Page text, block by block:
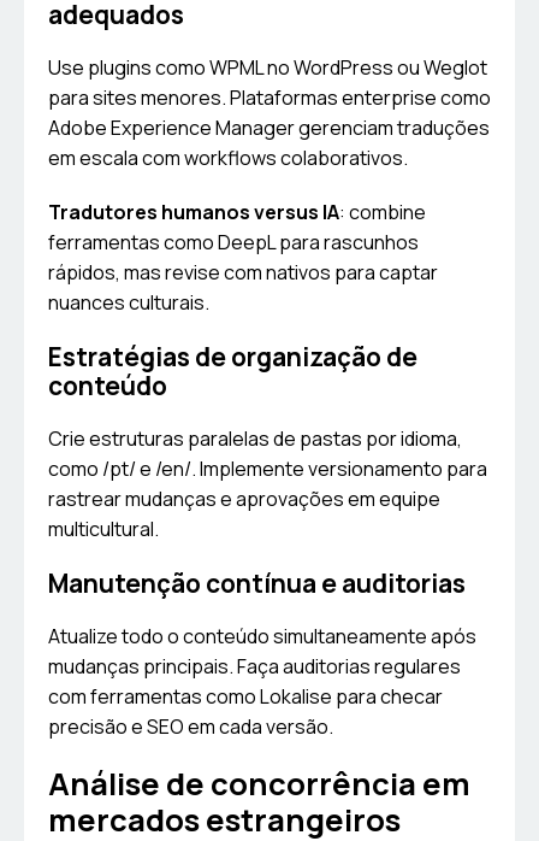
adequados
Use plugins como WPML no WordPress ou Weglot
para sites menores. Plataformas enterprise como
Adobe Experience Manager gerenciam traduções
em escala com workflows colaborativos.
Tradutores humanos versus IA: combine
ferramentas como DeepL para rascunhos
rápidos, mas revise com nativos para captar
nuances culturais.
Estratégias de organização de
conteúdo
Crie estruturas paralelas de pastas por idioma,
como /pt/ e /en/. Implemente versionamento para
rastrear mudanças e aprovações em equipe
multicultural.
Manutenção contínua e auditorias
Atualize todo o conteúdo simultaneamente após
mudanças principais. Faça auditorias regulares
com ferramentas como Lokalise para checar
precisão e SEO em cada versão.
Análise de concorrência em
mercados estrangeiros